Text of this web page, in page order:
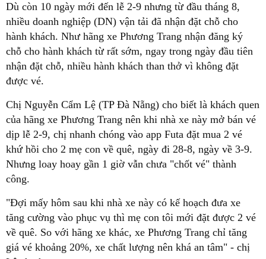
Dù còn 10 ngày mới đến lễ 2-9 nhưng từ đầu tháng 8,
nhiều doanh nghiệp (DN) vận tải đã nhận đặt chỗ cho
hành khách. Như hãng xe Phương Trang nhận đăng ký
chỗ cho hành khách từ rất sớm, ngay trong ngày đầu tiên
nhận đặt chỗ, nhiều hành khách than thở vì không đặt
được vé.
Chị Nguyễn Cẩm Lệ (TP Đà Nẵng) cho biết là khách quen
của hãng xe Phương Trang nên khi nhà xe này mở bán vé
dịp lễ 2-9, chị nhanh chóng vào app Futa đặt mua 2 vé
khứ hồi cho 2 mẹ con về quê, ngày đi 28-8, ngày về 3-9.
Nhưng loay hoay gần 1 giờ vẫn chưa "chốt vé" thành
công.
"Đợi mấy hôm sau khi nhà xe này có kế hoạch đưa xe
tăng cường vào phục vụ thì mẹ con tôi mới đặt được 2 vé
về quê. So với hãng xe khác, xe Phương Trang chỉ tăng
giá vé khoảng 20%, xe chất lượng nên khá an tâm" - chị